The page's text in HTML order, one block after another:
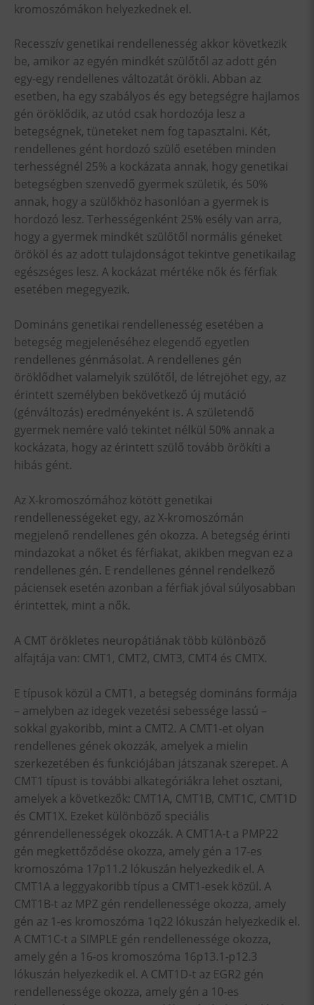
kromoszómákon helyezkednek el.
Recesszív genetikai rendellenesség akkor következik
be, amikor az egyén mindkét szülőtől az adott gén
egy-egy rendellenes változatát örökli. Abban az
esetben, ha egy szabályos és egy betegségre hajlamos
gén öröklődik, az utód csak hordozója lesz a
betegségnek, tüneteket nem fog tapasztalni. Két,
rendellenes gént hordozó szülő esetében minden
terhességnél 25% a kockázata annak, hogy genetikai
betegségben szenvedő gyermek születik, és 50%
annak, hogy a szülőkhöz hasonlóan a gyermek is
hordozó lesz. Terhességenként 25% esély van arra,
hogy a gyermek mindkét szülőtől normális géneket
örököl és az adott tulajdonságot tekintve genetikailag
egészséges lesz. A kockázat mértéke nők és férfiak
esetében megegyezik.
Domináns genetikai rendellenesség esetében a
betegség megjelenéséhez elegendő egyetlen
rendellenes génmásolat. A rendellenes gén
öröklődhet valamelyik szülőtől, de létrejöhet egy, az
érintett személyben bekövetkező új mutáció
(génváltozás) eredményeként is. A születendő
gyermek nemére való tekintet nélkül 50% annak a
kockázata, hogy az érintett szülő tovább örökíti a
hibás gént.
Az X-kromoszómához kötött genetikai
rendellenességeket egy, az X-kromoszómán
megjelenő rendellenes gén okozza. A betegség érinti
mindazokat a nőket és férfiakat, akikben megvan ez a
rendellenes gén. E rendellenes génnel rendelkező
páciensek esetén azonban a férfiak jóval súlyosabban
érintettek, mint a nők.
A CMT örökletes neuropátiának több különböző
alfajtája van: CMT1, CMT2, CMT3, CMT4 és CMTX.
E típusok közül a CMT1, a betegség domináns formája
– amelyben az idegek vezetési sebessége lassú –
sokkal gyakoribb, mint a CMT2. A CMT1-et olyan
rendellenes gének okozzák, amelyek a mielin
szerkezetében és funkciójában játszanak szerepet. A
CMT1 típust is további alkategóriákra lehet osztani,
amelyek a következők: CMT1A, CMT1B, CMT1C, CMT1D
és CMT1X. Ezeket különböző speciális
génrendellenességek okozzák. A CMT1A-t a PMP22
gén megkettőződése okozza, amely gén a 17-es
kromoszóma 17p11.2 lókuszán helyezkedik el. A
CMT1A a leggyakoribb típus a CMT1-esek közül. A
CMT1B-t az MPZ gén rendellenessége okozza, amely
gén az 1-es kromoszóma 1q22 lókuszán helyezkedik el.
A CMT1C-t a SIMPLE gén rendellenessége okozza,
amely gén a 16-os kromoszóma 16p13.1-p12.3
lókuszán helyezkedik el. A CMT1D-t az EGR2 gén
rendellenessége okozza, amely gén a 10-es